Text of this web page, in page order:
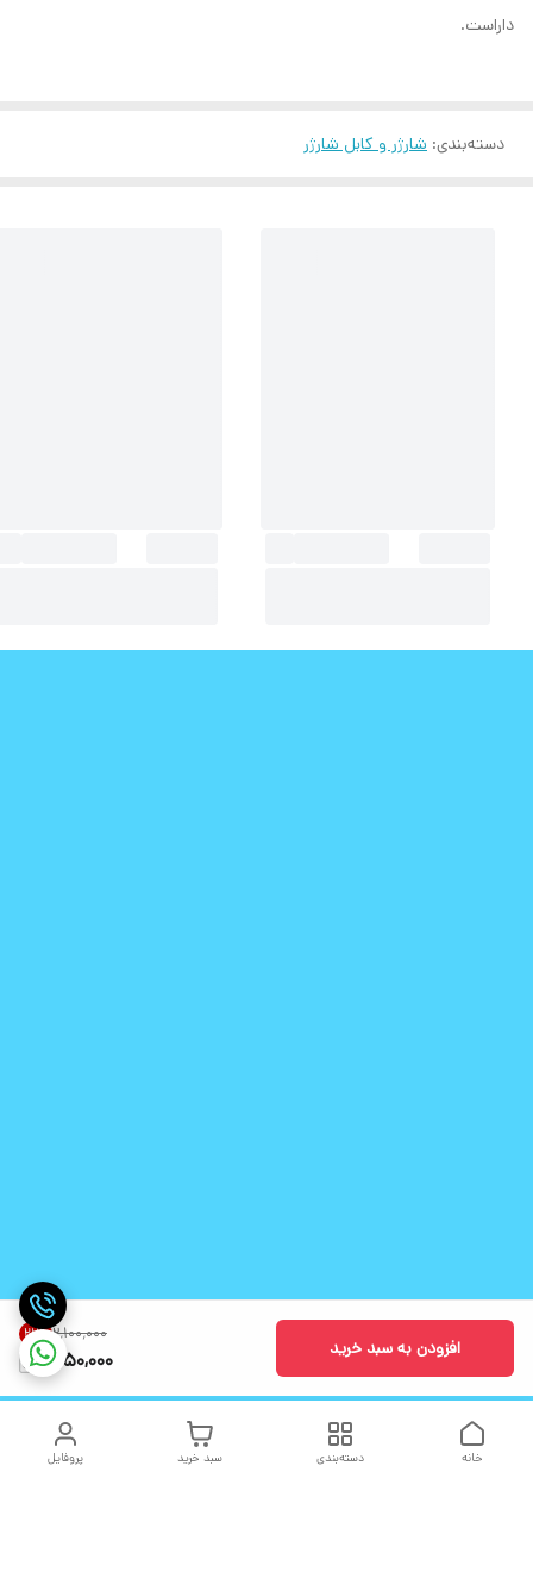
۲٬۱۰۰٬۰۰۰ 21%
1,650,000 افزودن به سبد خرید
داراست.
دسته‌بندی: شارژر و کابل شارژر
پروفایل سبد خرید دسته‌بندی خانه